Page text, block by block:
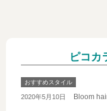
ピコカ
おすすめスタイル
2020年5月10日 Bloom